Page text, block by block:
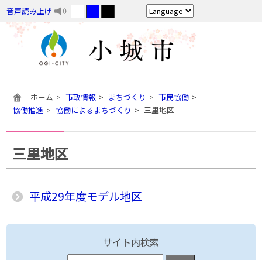
音声読み上げ
ホーム 市政情報 まちづくり
市民協働
協働推進
協働によるまちづくり 三里地区
三里地区
平成29年度モデル地区
サイト内検索